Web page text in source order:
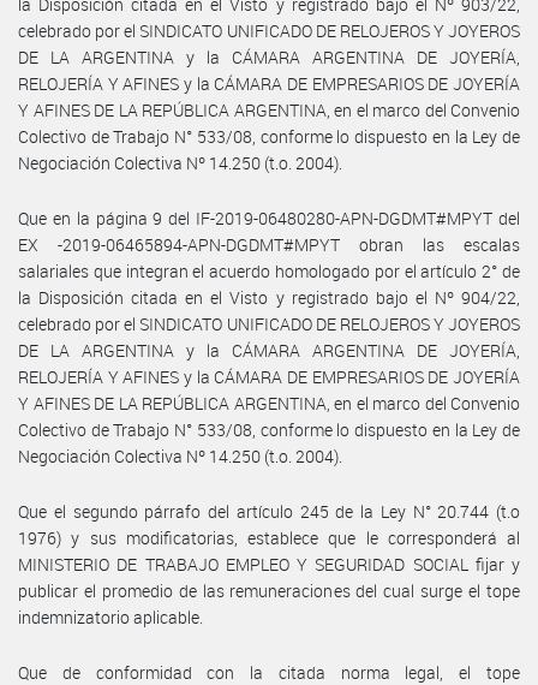
celebrado por el SINDICATO UNIFICADO DE RELOJEROS Y JOYEROS
DE LA ARGENTINA y la CÁMARA ARGENTINA DE JOYERÍA,
RELOJERÍA Y AFINES y la CÁMARA DE EMPRESARIOS DE JOYERÍA
Y AFINES DE LA REPÚBLICA ARGENTINA, en el marco del Convenio
Colectivo de Trabajo N° 533/08, conforme lo dispuesto en la Ley de
Negociación Colectiva Nº 14.250 (t.o. 2004).
Que en la página 9 del IF-2019-06480280-APN-DGDMT#MPYT del
EX -2019-06465894-APN-DGDMT#MPYT obran las escalas
salariales que integran el acuerdo homologado por el artículo 2° de
la Disposición citada en el Visto y registrado bajo el Nº 904/22,
celebrado por el SINDICATO UNIFICADO DE RELOJEROS Y JOYEROS
DE LA ARGENTINA y la CÁMARA ARGENTINA DE JOYERÍA,
RELOJERÍA Y AFINES y la CÁMARA DE EMPRESARIOS DE JOYERÍA
Y AFINES DE LA REPÚBLICA ARGENTINA, en el marco del Convenio
Colectivo de Trabajo N° 533/08, conforme lo dispuesto en la Ley de
Negociación Colectiva Nº 14.250 (t.o. 2004).
Que el segundo párrafo del artículo 245 de la Ley N° 20.744 (t.o
1976) y sus modificatorias, establece que le corresponderá al
MINISTERIO DE TRABAJO EMPLEO Y SEGURIDAD SOCIAL fijar y
publicar el promedio de las remuneraciones del cual surge el tope
indemnizatorio aplicable.
Que de conformidad con la citada norma legal, el tope